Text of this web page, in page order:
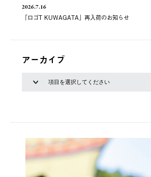
2026.7.16
「ロゴT KUWAGATA」再入荷のお知らせ
アーカイブ